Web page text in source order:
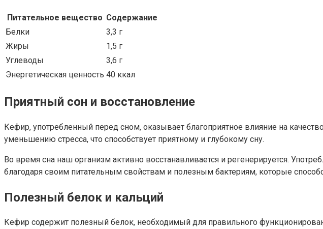
Питательное вещество Содержание
Белки
3,3 г
Жиры
1,5 г
Углеводы
3,6 г
Энергетическая ценность 40 ккал
Приятный сон и восстановление
Кефир, употребленный перед сном, оказывает благоприятное влияние на
уменьшению стресса, что способствует приятному и глубокому сну.
Во время сна наш организм активно восстанавливается и регенерируется.
благодаря своим питательным свойствам и полезным бактериям, которые
Полезный белок и кальций
Кефир содержит полезный белок, необходимый для правильного